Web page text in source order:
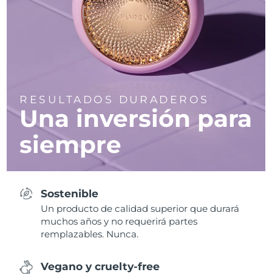
RESULTADOS DURADEROS
Una inversión para
siempre
Sostenible
Un producto de calidad superior que durará
muchos años y no requerirá partes
remplazables. Nunca.
Vegano y cruelty-free